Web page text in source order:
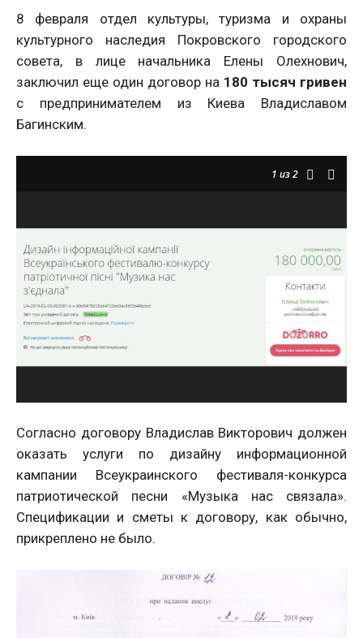
8 февраля отдел культуры, туризма и охраны
культурного наследия Покровского городского
совета, в лице начальника Елены Олехнович,
заключил еще один договор на 180 тысяч гривен
с предпринимателем из Киева Владиславом
Багинским.
1 из 2
Согласно договору Владислав Викторович должен
оказать услуги по дизайну информационной
кампании Всеукраинского фестиваля-конкурса
патриотической песни «Музыка нас связала».
Спецификации и сметы к договору, как обычно,
прикреплено не было.